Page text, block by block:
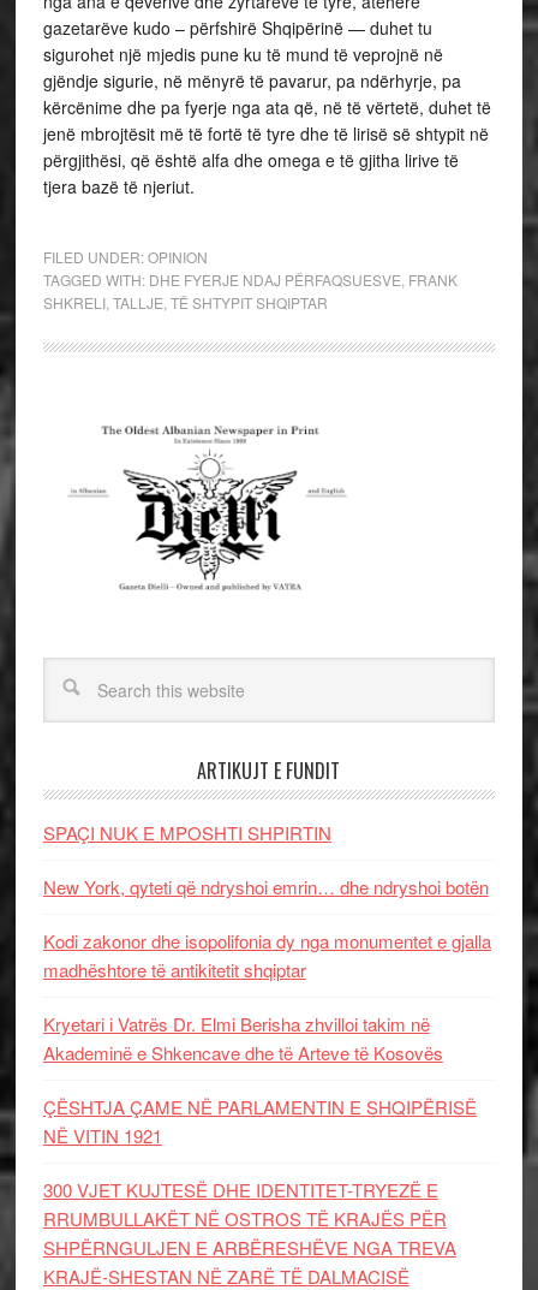
gazetarëve kudo – përfshirë Shqipërinë — duhet tu
sigurohet një mjedis pune ku të mund të veprojnë në
gjëndje sigurie, në mënyrë të pavarur, pa ndërhyrje, pa
kërcënime dhe pa fyerje nga ata që, në të vërtetë, duhet të
jenë mbrojtësit më të fortë të tyre dhe të lirisë së shtypit në
përgjithësi, që është alfa dhe omega e të gjitha lirive të
tjera bazë të njeriut.
FILED UNDER:OPINION
TAGGED WITH: DHE FYERJE NDAJ PËRFAQSUESVE FRANK
SHKRELI, TALLJE TË SHTYPIT SHQIPTAR
ARTIKUJT E FUNDIT
SPAÇI NUK E MPOSHTI SHPIRTIN
New York, qyteti që ndryshoi emrin… dhe ndryshoi botën
Kodi zakonor dhe isopolifonia dy nga monumentet e gjalla
madhështore të antikitetit shqiptar
Kryetari i Vatrës Dr. Elmi Berisha zhvilloi takim në
Akademinë e Shkencave dhe të Arteve të Kosovës
ÇËSHTJA ÇAME NË PARLAMENTIN E SHQIPËRISË
NË VITIN 1921
300 VJET KUJTESË DHE IDENTITET-TRYEZË E
RRUMBULLAKËT NË OSTROS TË KRAJËS PËR
SHPËRNGULJEN E ARBËRESHËVE NGA TREVA
KRAJË-SHESTAN NË ZARË TË DALMACISË